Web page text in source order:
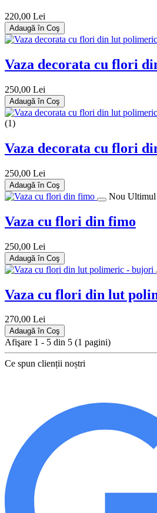
220,00 Lei
Adaugă în Coş
Vaza decorata cu flori
250,00 Lei
Adaugă în Coş
(1)
Vaza decorata cu flori
250,00 Lei
Adaugă în Coş
Nou Ultimul
Vaza cu flori din fimo
250,00 Lei
Adaugă în Coş
Vaza cu flori din lut
270,00 Lei
Adaugă în Coş
Afişare 1 - 5 din 5 (1 pagini)
Ce spun clienții noștri